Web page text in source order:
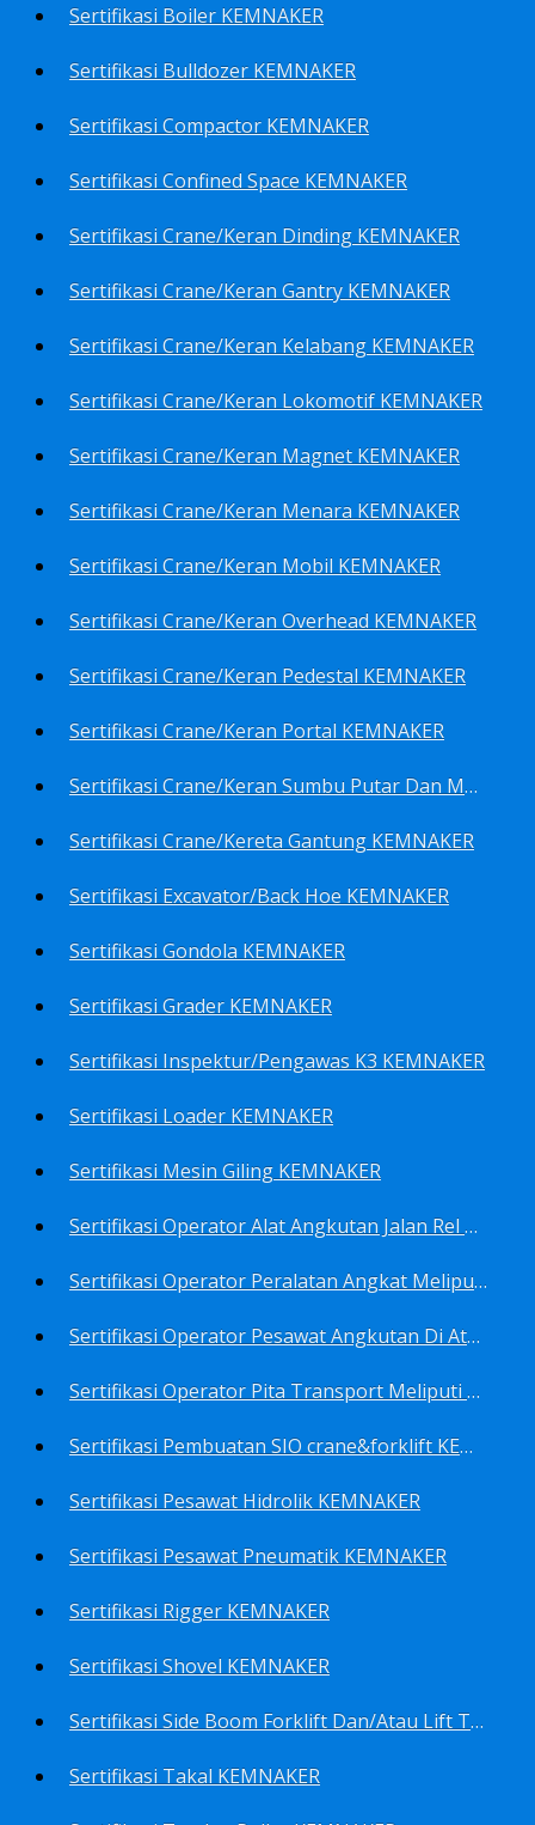
Sertifikasi Boiler KEMNAKER
Sertifikasi Bulldozer KEMNAKER
Sertifikasi Compactor KEMNAKER
Sertifikasi Confined Space KEMNAKER
Sertifikasi Crane/Keran Dinding KEMNAKER
Sertifikasi Crane/Keran Gantry KEMNAKER
Sertifikasi Crane/Keran Kelabang KEMNAKER
Sertifikasi Crane/Keran Lokomotif KEMNAKER
Sertifikasi Crane/Keran Magnet KEMNAKER
Sertifikasi Crane/Keran Menara KEMNAKER
Sertifikasi Crane/Keran Mobil KEMNAKER
Sertifikasi Crane/Keran Overhead KEMNAKER
Sertifikasi Crane/Keran Pedestal KEMNAKER
Sertifikasi Crane/Keran Portal KEMNAKER
Sertifikasi Crane/Keran Sumbu Putar Dan Mesin Pancang KEMNAKER
Sertifikasi Crane/Kereta Gantung KEMNAKER
Sertifikasi Excavator/Back Hoe KEMNAKER
Sertifikasi Gondola KEMNAKER
Sertifikasi Grader KEMNAKER
Sertifikasi Inspektur/Pengawas K3 KEMNAKER
Sertifikasi Loader KEMNAKER
Sertifikasi Mesin Giling KEMNAKER
Sertifikasi Operator Alat Angkutan Jalan Rel Meliputi Operator Lokomotif Dan Lori KEMNAKER
Sertifikasi Operator Peralatan Angkat Meliputi Operator Dongkrak Mekanik (Lier) KEMNAKER
Sertifikasi Operator Pesawat Angkutan Di Atas Landasan Dan Di Atas Permukaan Meliputi Antara Lain Operator: Dump Truk KEMNAKER
Sertifikasi Operator Pita Transport Meliputi Operator Eskalator KEMNAKER
Sertifikasi Pembuatan SIO crane&forklift KEMNAKER
Sertifikasi Pesawat Hidrolik KEMNAKER
Sertifikasi Pesawat Pneumatik KEMNAKER
Sertifikasi Rigger KEMNAKER
Sertifikasi Shovel KEMNAKER
Sertifikasi Side Boom Forklift Dan/Atau Lift Truk KEMNAKER
Sertifikasi Takal KEMNAKER